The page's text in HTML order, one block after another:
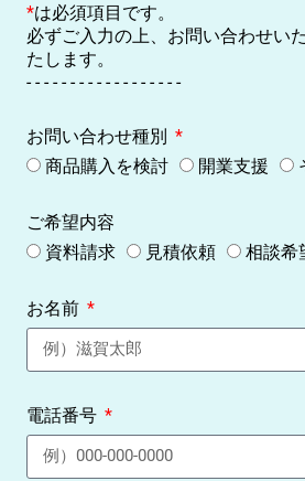
*は必須項目です。
必ずご入力の上、お問い合わせい
たします。
- - - - - - - - - - - - - - - - - -
お問い合わせ種別
商品購入を検討
開業支援
ご希望内容
資料請求
見積依頼 相談希
お名前
電話番号